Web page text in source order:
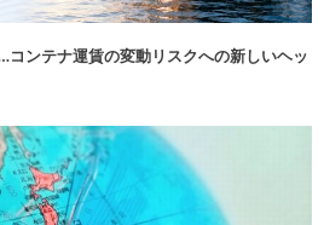
コンテナ運賃の変動リスクへの新しいヘッ